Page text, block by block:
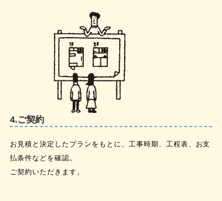
4.ご契約
お見積と決定したプランをもとに、工事時期、工程表、お支
払条件などを確認。
ご契約いただきます。